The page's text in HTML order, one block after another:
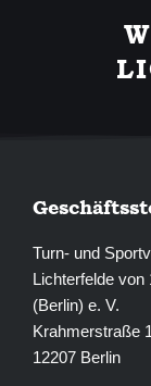
Turn- und
Lichterfelde von
(Berlin) e. V.
Krahmerstraße
12207 Berlin